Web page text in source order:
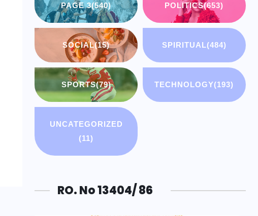
PAGE 3(540) POLITICS(653)
SOCIAL(15) SPIRITUAL(484)
SPORTS(79) TECHNOLOGY(193)
UNCATEGORIZED
(11)
RO. No 13404/ 86